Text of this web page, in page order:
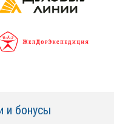
и бонусы